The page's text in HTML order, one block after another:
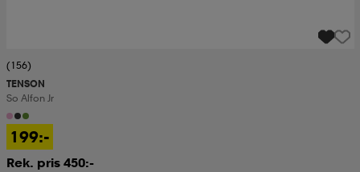
(156)
TENSON
So Alfon Jr
199:-
Rek. pris 450:-